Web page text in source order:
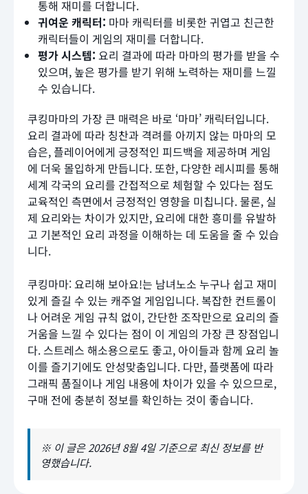
통해 재미를 더합니다.
귀여운 캐릭터: 마마 캐릭터를 비롯한 귀엽고 친근한
캐릭터들이 게임의 재미를 더합니다.
평가 시스템: 요리 결과에 따라 마마의 평가를 받을 수
있으며, 높은 평가를 받기 위해 노력하는 재미를 느낄
수 있습니다.
쿠킹마마의 가장 큰 매력은 바로 ‘마마’ 캐릭터입니다.
요리 결과에 따라 칭찬과 격려를 아끼지 않는 마마의 모
습은, 플레이어에게 긍정적인 피드백을 제공하며 게임
에 더욱 몰입하게 만듭니다. 또한, 다양한 레시피를 통해
세계 각국의 요리를 간접적으로 체험할 수 있다는 점도
교육적인 측면에서 긍정적인 영향을 미칩니다. 물론, 실
제 요리와는 차이가 있지만, 요리에 대한 흥미를 유발하
고 기본적인 요리 과정을 이해하는 데 도움을 줄 수 있습
니다.
쿠킹마마: 요리해 보아요!는 남녀노소 누구나 쉽고 재미
있게 즐길 수 있는 캐주얼 게임입니다. 복잡한 컨트롤이
나 어려운 게임 규칙 없이, 간단한 조작만으로 요리의 즐
거움을 느낄 수 있다는 점이 이 게임의 가장 큰 장점입니
다. 스트레스 해소용으로도 좋고, 아이들과 함께 요리 놀
이를 즐기기에도 안성맞춤입니다. 다만, 플랫폼에 따라
그래픽 품질이나 게임 내용에 차이가 있을 수 있으므로,
구매 전에 충분히 정보를 확인하는 것이 좋습니다.
※ 이 글은 2026년 8월 4일 기준으로 최신 정보를 반
영했습니다.